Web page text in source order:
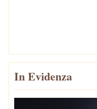
In Evidenza